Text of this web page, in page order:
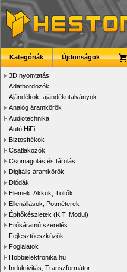
Kategóriák Újdonságok
3D nyomtatás
Adathordozók
Ajándékok, ajándékutalványok
Analóg áramkörök
Audiotechnika
Autó HiFi
Biztosítékok
Csatlakozók
Csomagolás és tárolás
Digitális áramkörök
Diódák
Elemek, Akkuk, Töltők
Ellenállások, Potméterek
Építőkészletek (KIT, Modul)
Erősáramú szerelés
Fejlesztőeszközök
Foglalatok
Hobbielektronika.hu
Induktivitás, Transzformátor